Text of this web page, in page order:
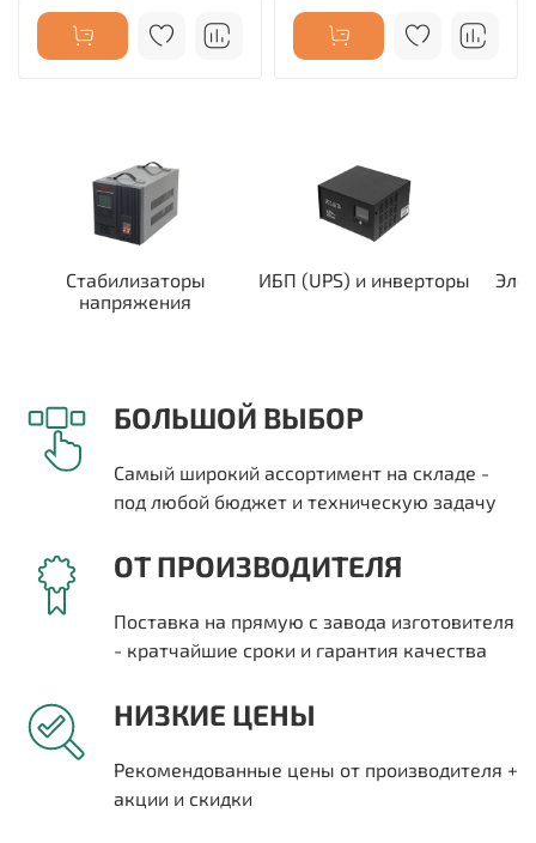
Стабилизаторы
напряжения
ИБП (UPS) и инверторы
БОЛЬШОЙ ВЫБОР
Самый широкий ассортимент на складе -
под любой бюджет и техническую задачу
ОТ ПРОИЗВОДИТЕЛЯ
Поставка на прямую с завода изготовителя
- кратчайшие сроки и гарантия качества
НИЗКИЕ ЦЕНЫ
Рекомендованные цены от производителя +
акции и скидки